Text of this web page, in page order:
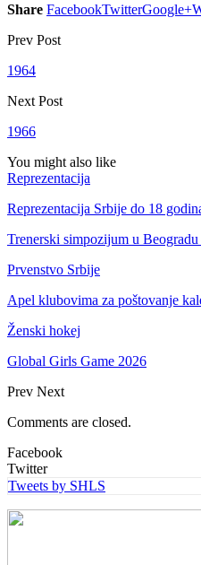
Share FacebookTwitterGoogle+
Prev Post
1964
Next Post
1966
You might also like
Reprezentacija
Reprezentacija Srbije do 18
Trenerski simpozijum u
Prvenstvo Srbije
Apel klubovima za poštovanje
Ženski hokej
Global Girls Game 2026
Prev Next
Comments are closed.
Facebook
Twitter
Tweets by SHLS